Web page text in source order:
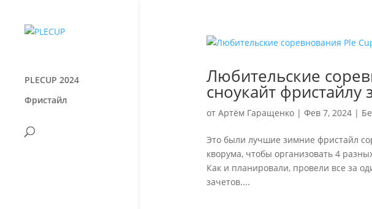
PLECUP 2024
Фристайл
Любительские
сноукайт
от Артём Гаращенко| Фев 7, 2024|
Это были лучшие зимние фристайл
кворума, чтобы организовать 4
Как и планировали, провели все за
зачетов....